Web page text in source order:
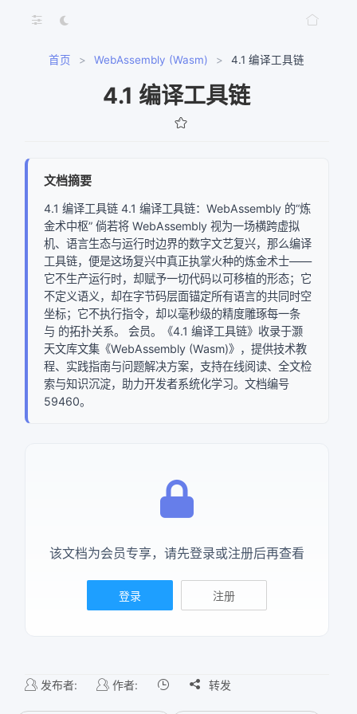
首页 > WebAssembly (Wasm) > 4.1 编译工具链
4.1 编译工具链
文档摘要
4.1 编译工具链 4.1 编译工具链：WebAssembly 的“炼
金术中枢” 倘若将 WebAssembly 视为一场横跨虚拟
机、语言生态与运行时边界的数字文艺复兴，那么编译
工具链，便是这场复兴中真正执掌火种的炼金术士——
它不生产运行时，却赋予一切代码以可移植的形态；它
不定义语义，却在字节码层面锚定所有语言的共同时空
坐标；它不执行指令，却以毫秒级的精度雕琢每一条
与 的拓扑关系。 会员。《4.1 编译工具链》收录于灏
天文库文集《WebAssembly (Wasm)》，提供技术教
程、实践指南与问题解决方案，支持在线阅读、全文检
索与知识沉淀，助力开发者系统化学习。文档编号
59460。
该文档为会员专享，请先登录或注册后再查看
登录 注册
发布者: 作者:  转发
网络错误
获取文档树失败，请稍后重试
确定